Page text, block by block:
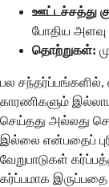
ஊட்டச்சத்து
போதிய அளவு
தொற்றுகள்:
பல
காரணிகளும்
செய்தது அல்லது
இல்லை என்பதைப்
வேறுபாடுகள்
கர்ப்பமாக